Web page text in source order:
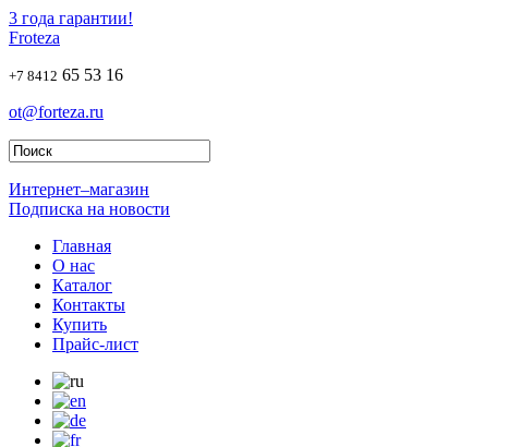
3 года гарантии!
Froteza
+7 8412 65 53 16
ot@forteza.ru
Интернет–магазин
Подписка на новости
Главная
О нас
Каталог
Контакты
Купить
Прайс-лист